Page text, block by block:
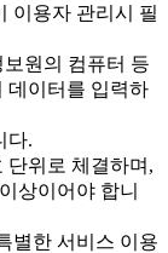
이용자 관리시 필
원의 컴퓨터 등
데이터를 입력하
다.
위로 체결하며,
상이어야 합니
별한 서비스 이용